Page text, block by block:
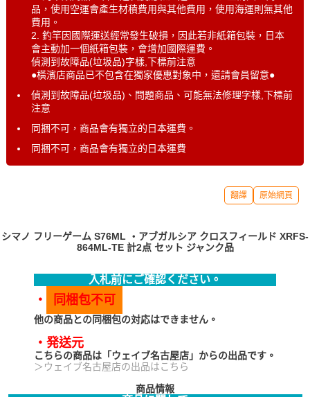
品，使用空運會產生材積費用與其他費用，使用海運則無其他
費用。
2. 釣竿因國際運送經常發生破損，因此若非紙箱包裝，日本
會主動加一個紙箱包裝，會增加國際運費。
偵測到故障品(垃圾品)字樣,下標前注意
●橫濱店商品已不包含在獨家優惠對象中，還請會員留意●
偵測到故障品(垃圾品)、問題商品、可能無法修理字樣,下標前
注意
同捆不可，商品會有獨立的日本運費。
同捆不可，商品會有獨立的日本運費
翻譯 原始網頁
シマノ フリーゲーム S76ML ・アブガルシア クロスフィールド XRFS-
864ML-TE 計2点 セット ジャンク品
入札前にご確認ください。
・ 同梱包不可
他の商品との同梱包の対応はできません。
・発送元
こちらの商品は「ウェイブ名古屋店」からの出品です。
＞ウェイブ名古屋店の出品はこちら
商品情報